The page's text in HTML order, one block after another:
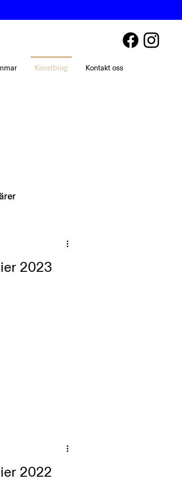
Konstblog Kontakt oss
2023
2022